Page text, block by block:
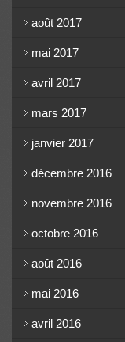
août 2017
mai 2017
avril 2017
mars 2017
janvier 2017
décembre 2016
novembre 2016
octobre 2016
août 2016
mai 2016
avril 2016